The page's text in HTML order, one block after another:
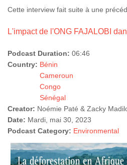
Cette interview fait suite à une
L'impact de l'ONG FAJALOBI
Podcast Duration: 06:46
Country: Bénin
Cameroun
Congo
Sénégal
Creator: Noémie Paté & Zacky
Date: Mardi, mai 30, 2023
Podcast Category: Environmental